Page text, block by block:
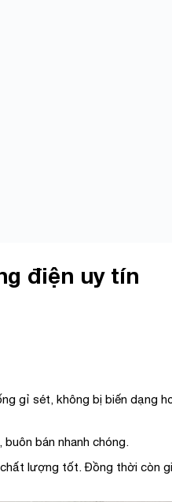
điện uy tín
gỉ sét, không bị biến dạng
bán nhanh chóng.
lượng tốt. Đồng thời còn